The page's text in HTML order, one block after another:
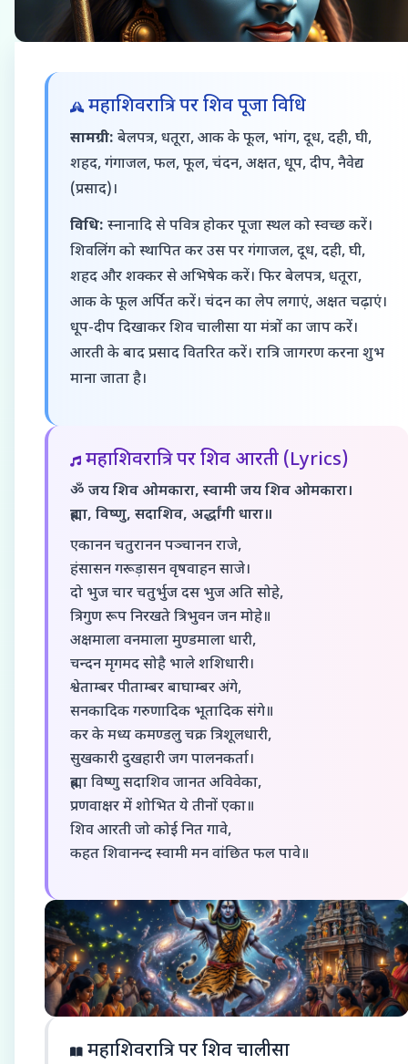
महाशिवरात्रि पर शिव पूजा विधि
सामग्री: बेलपत्र, धतूरा, आक के फूल, भांग, दूध, दही, घी,
शहद, गंगाजल, फल, फूल, चंदन, अक्षत, धूप, दीप, नैवेद्य
(प्रसाद)।
विधि: स्नानादि से पवित्र होकर पूजा स्थल को स्वच्छ करें।
शिवलिंग को स्थापित कर उस पर गंगाजल, दूध, दही, घी,
शहद और शक्कर से अभिषेक करें। फिर बेलपत्र, धतूरा,
आक के फूल अर्पित करें। चंदन का लेप लगाएं, अक्षत चढ़ाएं।
धूप-दीप दिखाकर शिव चालीसा या मंत्रों का जाप करें।
आरती के बाद प्रसाद वितरित करें। रात्रि जागरण करना शुभ
माना जाता है।
महाशिवरात्रि पर शिव आरती (Lyrics)
ॐ जय शिव ओमकारा, स्वामी जय शिव ओमकारा।
ब्रह्मा, विष्णु, सदाशिव, अर्द्धांगी धारा॥
एकानन चतुरानन पञ्चानन राजे,
हंसासन गरूड़ासन वृषवाहन साजे।
दो भुज चार चतुर्भुज दस भुज अति सोहे,
त्रिगुण रूप निरखते त्रिभुवन जन मोहे॥
अक्षमाला वनमाला मुण्डमाला धारी,
चन्दन मृगमद सोहै भाले शशिधारी।
श्वेताम्बर पीताम्बर बाघाम्बर अंगे,
सनकादिक गरुणादिक भूतादिक संगे॥
कर के मध्य कमण्डलु चक्र त्रिशूलधारी,
सुखकारी दुखहारी जग पालनकर्ता।
ब्रह्मा विष्णु सदाशिव जानत अविवेका,
प्रणवाक्षर में शोभित ये तीनों एका॥
शिव आरती जो कोई नित गावे,
कहत शिवानन्द स्वामी मन वांछित फल पावे॥
महाशिवरात्रि पर शिव चालीसा